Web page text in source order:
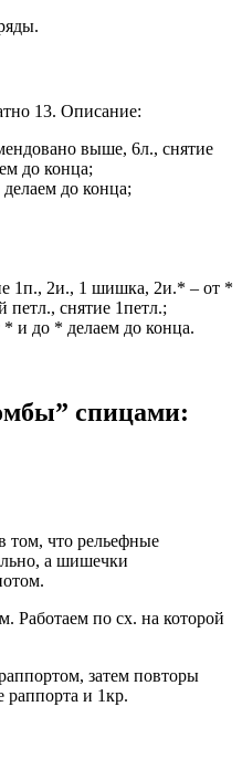
13. Описание:
выше, 6л., снятие
до конца;
до конца;
1п., 2и., 1 шишка, 2и.* – от *
петл., снятие 1петл.;
и до * делаем до конца.
спицами:
том, что рельефные
а шишечки
Работаем по сх. на которой
затем повторы
раппорта и 1кр.